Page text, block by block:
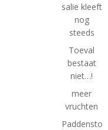
salie kleeft
nog
steeds
Toeval
bestaat
niet…!
meer
vruchten